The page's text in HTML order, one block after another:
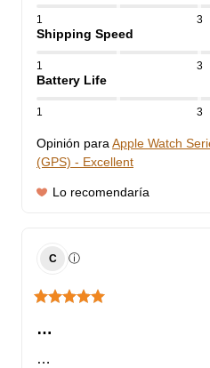
1 3
Shipping Speed
1 3
Battery Life
1 3
Opinión para Apple Watch
(GPS) - Excellent
Lo recomendaría
C ⓘ
…
…